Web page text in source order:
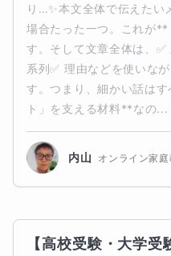
り…✨本文全体で伝えたい
場合たった一つ。これが
す。そして文章全体は、
系列✅ 理由などを使いな
す。つまり、細かい話は
ト」を支える材料**なの...
内山 オンライン家庭
【高校受験・大学